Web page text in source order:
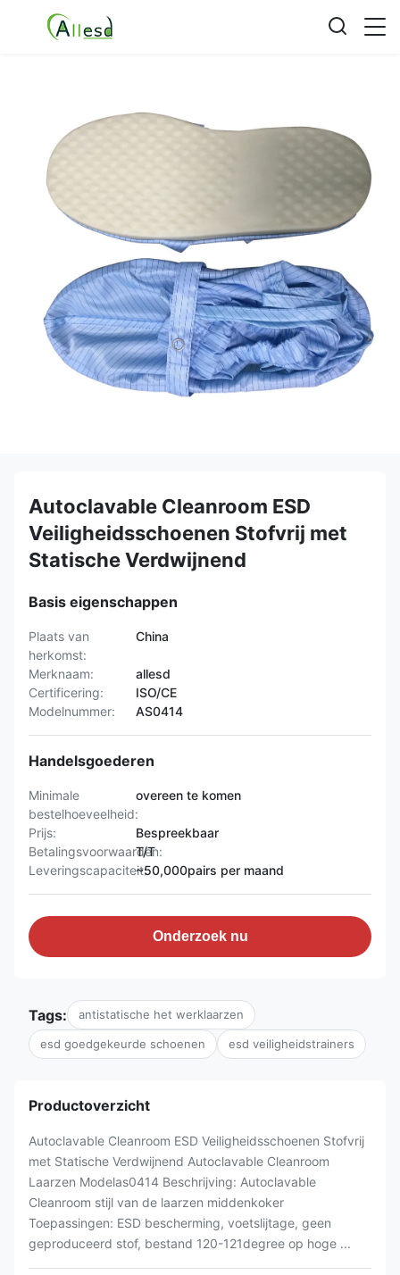
Autoclavable Cleanroom ESD
Veiligheidsschoenen Stofvrij met
Statische Verdwijnend
Basis eigenschappen
Plaats van
herkomst:
China
Merknaam:
allesd
Certificering:
ISO/CE
Modelnummer:
AS0414
Handelsgoederen
Minimale
bestelhoeveelheid:
overeen te komen
Prijs:
Bespreekbaar
Betalingsvoorwaarden:
T/T
Leveringscapaciteit:~50,000pairs per maand
Onderzoek nu
Tags: antistatische het werklaarzen
esd goedgekeurde schoenen esd veiligheidstrainers
Productoverzicht
Autoclavable Cleanroom ESD Veiligheidsschoenen Stofvrij
met Statische Verdwijnend Autoclavable Cleanroom
Laarzen Modelas0414 Beschrijving: Autoclavable
Cleanroom stijl van de laarzen middenkoker
Toepassingen: ESD bescherming, voetslijtage, geen
geproduceerd stof, bestand 120-121degree op hoge ...